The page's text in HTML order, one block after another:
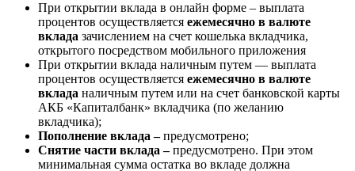
При открытии вклада в онлайн форме – выплата
процентов осуществляется ежемесячно в валюте
вклада зачислением на счет кошелька вкладчика,
открытого посредством мобильного приложения
При открытии вклада наличным путем — выплата
процентов осуществляется ежемесячно в валюте
вклада наличным путем или на счет банковской карты
АКБ «Капиталбанк» вкладчика (по желанию
вкладчика);
Пополнение вклада –предусмотрено;
Снятие части вклада –предусмотрено. При этом
минимальная сумма остатка во вкладе должна